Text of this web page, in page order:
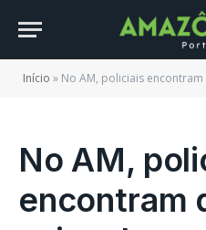
Início » No AM, policiais encontram drogas em
No AM,
encontram